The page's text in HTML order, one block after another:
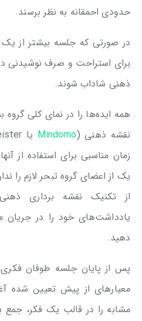
حدودی احمقانه به نظر برسند.
در صورتی که جلسه بیشتر از
برای استراحت و صرف نوشیدنی در
ذهنی شاداب شوند.
همه ایده‌ها را در نمای کلی گروه
نقشه ذهنی (Mindomo
زمان مناسبی برای استفاده از
یک از اعضای گروه تبحر لازم را
از تکنیک نقشه برداری ذهنی
یادداشت‌های خود را در جریان
دهید.
پس از پایان جلسه طوفان
معیارهای از پیش تعیین شده
مشابه را در قالب یک فکر،